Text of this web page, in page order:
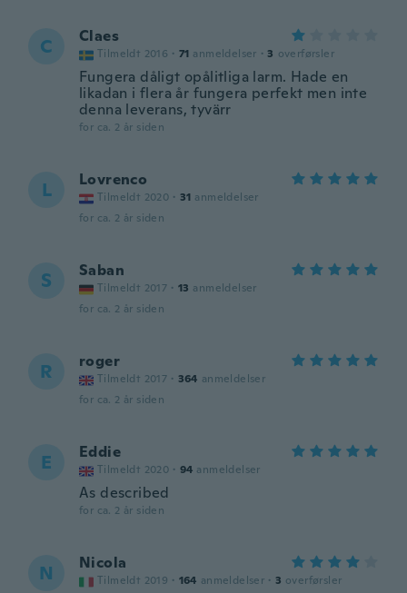
C Claes
Tilmeldt 2016 · 71 anmeldelser · 3 overførsler
Fungera dåligt opålitliga larm. Hade en
likadan i flera år fungera perfekt men inte
denna leverans, tyvärr
for ca. 2 år siden
L Lovrenco
Tilmeldt 2020 · 31 anmeldelser
for ca. 2 år siden
S Saban
Tilmeldt 2017 · 13 anmeldelser
for ca. 2 år siden
R roger
Tilmeldt 2017 · 364 anmeldelser
for ca. 2 år siden
E Eddie
Tilmeldt 2020 · 94 anmeldelser
As described
for ca. 2 år siden
N Nicola
Tilmeldt 2019 · 164 anmeldelser · 3 overførsler